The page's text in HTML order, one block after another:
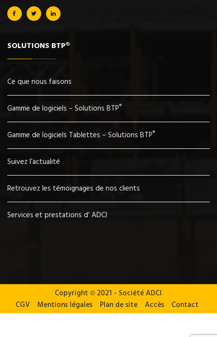
SOLUTIONS BTP®
Ce que nous faisons
Gamme de logiciels – Solutions BTP®
Gamme de logiciels Tablettes – Solutions BTP®
Suivez l’actualité
Retrouvez les témoignages de nos clients
Services et prestations d’ ADCI
Copyright© 2021 - Société ADCI
CGV
Mentions légales Plan de site Accès Contact